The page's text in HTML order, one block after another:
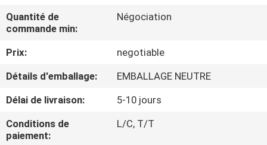
VISITE
CONTRÔLE
DE
QUALITÉ
Quantité de
commande min:
Négociation
Prix:
negotiable
Détails d'emballage:
EMBALLAGE NEUTRE
Délai de livraison:
5-10 jours
Conditions de
paiement:
L/C, T/T